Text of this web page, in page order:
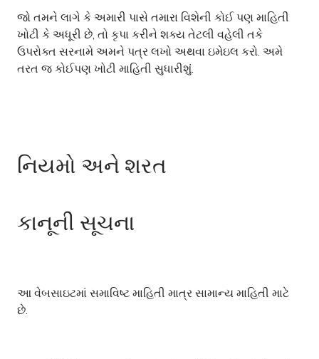
જો તમને લાગે કે અમારી પાસે તમારા વિશેની કોઈ પણ માહિતી
ખોટી કે અધૂરી છે, તો કૃપા કરીને શક્ય તેટલી વહેલી તકે
ઉપરોક્ત સરનામે અમને પત્ર લખો અથવા ઇમેઇલ કરો. અમે
તરત જ કોઈપણ ખોટી માહિતી સુધારીશું.
નિયમો અને શરત
કાનૂની સૂચના
આ વેબસાઇટમાં સમાવિષ્ટ માહિતી માત્ર સામાન્ય માહિતી માટે
છે.